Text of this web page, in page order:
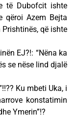
të Dubofcit ishte
qëroi Azem Bejta
që ishte
EJ?!: “Nëna ka
se nëse lind djalë
Ku mbeti Uka, i
konstatimin
Ymerin”!?